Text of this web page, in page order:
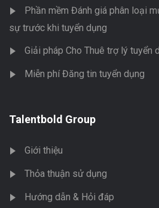
Phần mềm Đánh giá phân loại
sự trước khi tuyển dụng
Giải pháp Cho Thuê trợ lý tuyển
Miễn phí Đăng tin tuyển dụng
Talentbold Group
Giới thiệu
Thỏa thuận sử dụng
Hướng dẫn & Hỏi đáp